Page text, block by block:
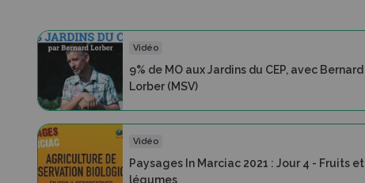
Vidéo
9% de MO aux Jardins du CEP, avec Bernard
Lorber (MSV)
Vidéo
Paysages In Marciac 2021 : Jour 4 - Fruits et
légumes